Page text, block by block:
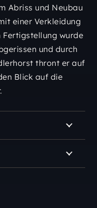
Abriss und Neubau
einer Verkleidung
Fertigstellung wurde
und durch
thront er auf
Blick auf die